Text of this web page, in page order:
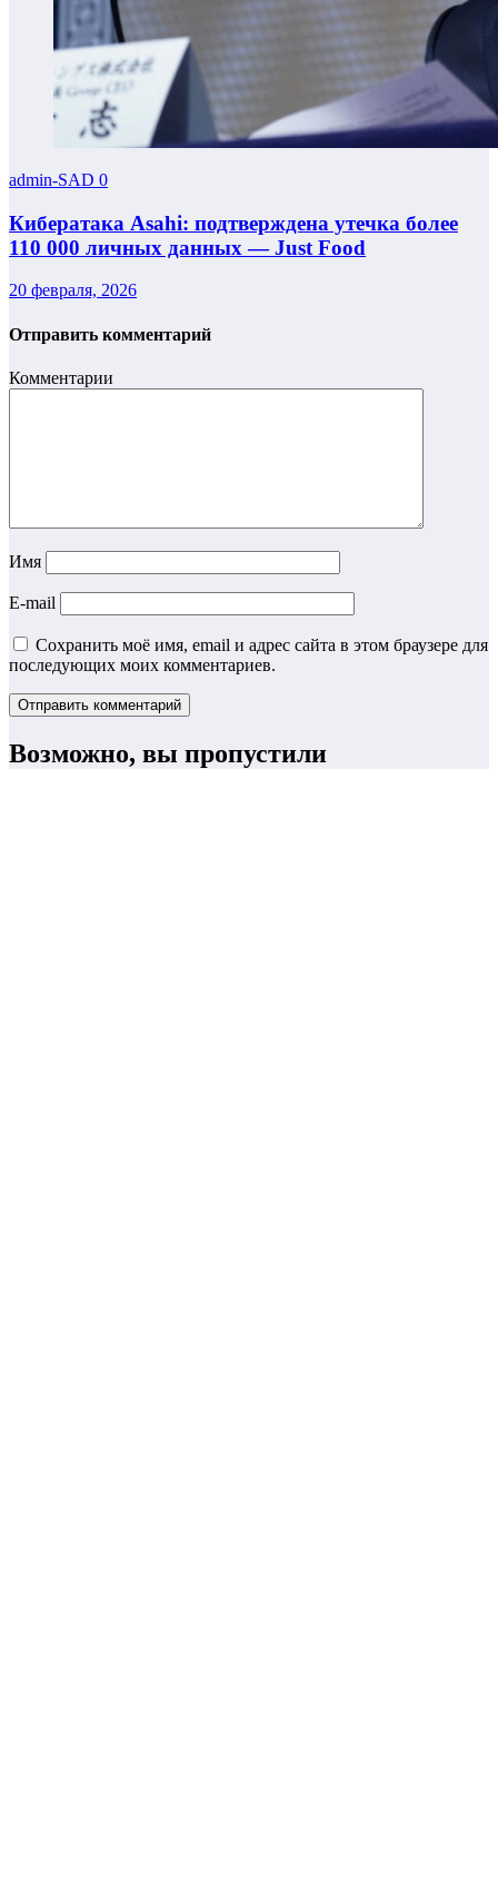
admin-SAD 0
Кибератака Asahi: подтверждена утечка более
110 000 личных данных — Just Food
20 февраля, 2026
Отправить комментарий
Комментарии
Имя
E-mail
Сохранить моё имя, email и адрес сайта в этом браузере для
последующих моих комментариев.
Возможно, вы пропустили